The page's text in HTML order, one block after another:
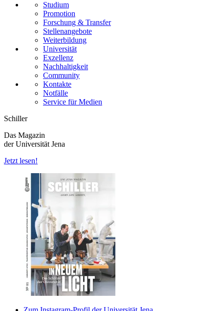
Studium
Promotion
Forschung & Transfer
Stellenangebote
Weiterbildung
Universität
Exzellenz
Nachhaltigkeit
Community
Kontakte
Notfälle
Service für Medien
Schiller
Das Magazin
der Universität Jena
Jetzt lesen!